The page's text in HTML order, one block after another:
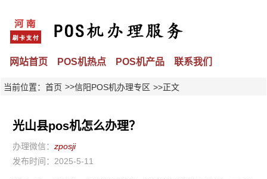
网站首页 POS机热点 POS机产品 联系我们
当前位置： 首页 >>信阳POS机办理专区 >>正文
光山县pos机怎么办理？
办理微信： zposji
发布时间：2025-5-11